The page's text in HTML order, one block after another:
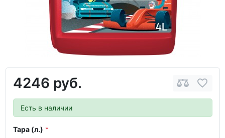
4246 руб.
Есть в наличии
Тара (л.)